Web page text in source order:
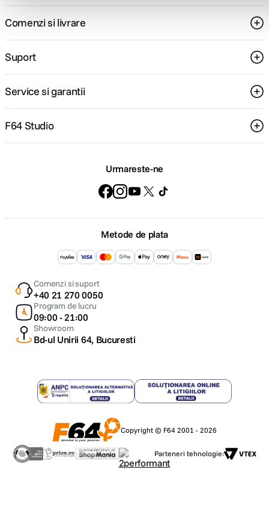
Comenzi si livrare
Suport
Service si garantii
F64 Studio
Urmareste-ne
Metode de plata
Comenzi si suport
+40 21 270 0050
Program de lucru
09:00 - 21:00
Showroom
Bd-ul Unirii 64, Bucuresti
Copyright © F64 2001 - 2026
Parteneri tehnologie: